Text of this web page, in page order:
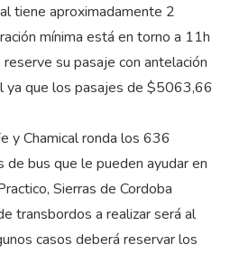
tiene aproximadamente 2
mínima está en torno a 11h
su pasaje con antelación
ya que los pasajes de $5063,66
y Chamical ronda los 636
bus que le pueden ayudar en
Sierras de Cordoba
transbordos a realizar será al
casos deberá reservar los